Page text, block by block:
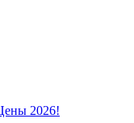
2026!